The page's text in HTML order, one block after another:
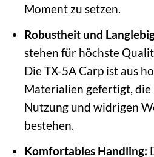
Moment zu setzen.
Robustheit und
stehen für höchste
Die TX-5A Carp ist aus
Materialien gefertigt,
Nutzung und widrigen
bestehen.
Komfortables Handling: